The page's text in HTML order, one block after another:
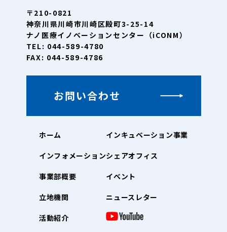
〒210-0821
神奈川県川崎市川崎区殿町3-25-14
ナノ医療イノベーションセンター（iCONM）
TEL: 044-589-4780
FAX: 044-589-4786
お問い合わせ
ホーム
インフォメーション
事業部概要
立地機関
活動紹介
インキュベーション事業
シェアオフィス
イベント
ニュースレター